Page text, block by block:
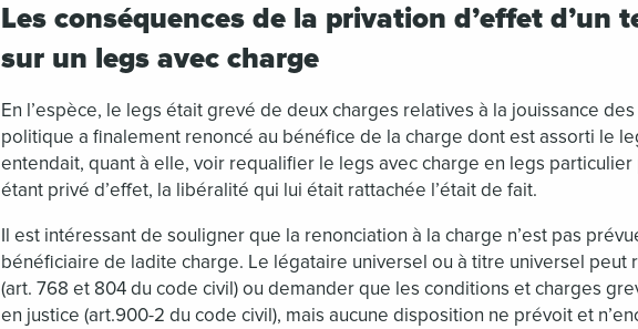
Les conséquences de la privation d’effet d’un
sur un legs avec charge
En l’espèce, le legs était grevé de deux charges relatives à la jouissance
politique a finalement renoncé au bénéfice de la charge dont est assorti le
entendait, quant à elle, voir requalifier le legs avec charge en legs
étant privé d’effet, la libéralité qui lui était rattachée l’était de fait.
Il est intéressant de souligner que la renonciation à la charge n’est pas
bénéficiaire de ladite charge. Le légataire universel ou à titre universel peut
(art. 768 et 804 du code civil) ou demander que les conditions et charges
en justice (art.900-2 du code civil), mais aucune disposition ne prévoit et